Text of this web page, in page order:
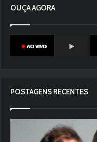
OUÇA AGORA
POSTAGENS RECENTES